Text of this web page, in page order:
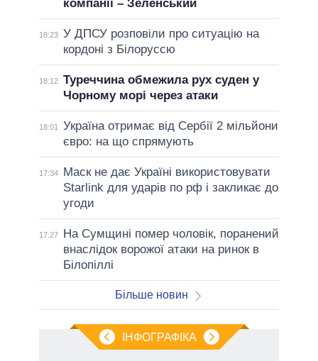
компанії – Зеленський
18:23 У ДПСУ розповіли про ситуацію на
кордоні з Білоруссю
18:12 Туреччина обмежила рух суден у
Чорному морі через атаки
18:01
Україна отримає від Сербії 2 мільйони
євро: на що спрямують
17:34
Маск не дає Україні використовувати
Starlink для ударів по рф і закликає до
угоди
17:27
На Сумщині помер чоловік, поранений
внаслідок ворожої атаки на ринок в
Білопіллі
Більше новин
ІНФОГРАФІКА